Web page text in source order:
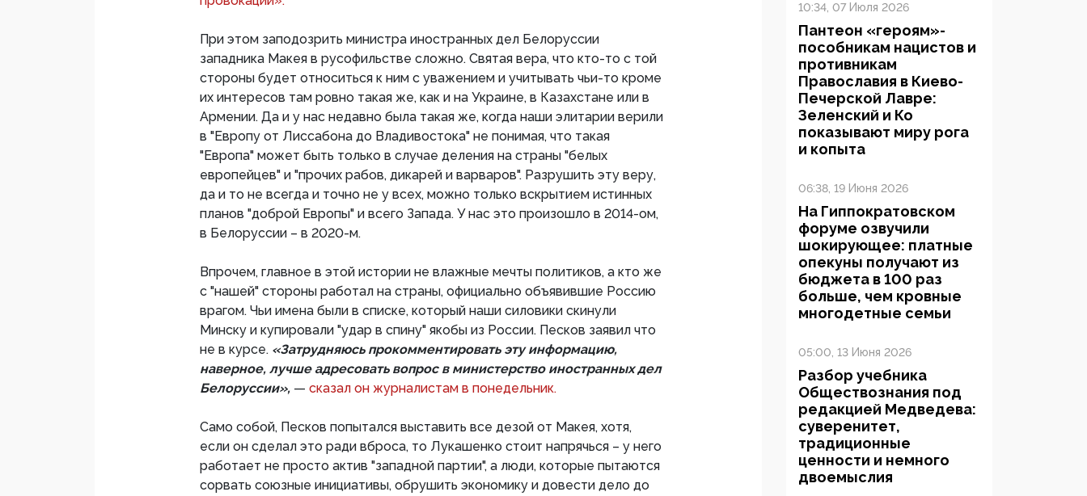
При этом заподозрить министра иностранных дел Белоруссии
западника Макея в русофильстве сложно. Святая вера, что кто-то с той
стороны будет относиться к ним с уважением и учитывать чьи-то кроме
их интересов там ровно такая же, как и на Украине, в Казахстане или в
Армении. Да и у нас недавно была такая же, когда наши элитарии верили
в "Европу от Лиссабона до Владивостока" не понимая, что такая
"Европа" может быть только в случае деления на страны "белых
европейцев" и "прочих рабов, дикарей и варваров". Разрушить эту веру,
да и то не всегда и точно не у всех, можно только вскрытием истинных
планов "доброй Европы" и всего Запада. У нас это произошло в 2014-ом,
в Белоруссии – в 2020-м.
Впрочем, главное в этой истории не влажные мечты политиков, а кто же
с "нашей" стороны работал на страны, официально объявившие Россию
врагом. Чьи имена были в списке, который наши силовики скинули
Минску и купировали "удар в спину" якобы из России. Песков заявил что
не в курсе. «Затрудняюсь прокомментировать эту информацию,
наверное, лучше адресовать вопрос в министерство иностранных дел
Белоруссии», — сказал он журналистам в понедельник.
Само собой, Песков попытался выставить все дезой от Макея, хотя,
если он сделал это ради вброса, то Лукашенко стоит напрячься – у него
работает не просто актив "западной партии", а люди, которые пытаются
сорвать союзные инициативы, обрушить экономику и довести дело до
10:34, 07 Июля 2026
Пантеон «героям»-
пособникам нацистов и
противникам
Православия в Киево-
Печерской Лавре:
Зеленский и Ко
показывают миру рога
и копыта
06:38, 19 Июня 2026
На Гиппократовском
форуме озвучили
шокирующее: платные
опекуны получают из
бюджета в 100 раз
больше, чем кровные
многодетные семьи
05:00, 13 Июня 2026
Разбор учебника
Обществознания под
редакцией Медведева:
суверенитет,
традиционные
ценности и немного
двоемыслия